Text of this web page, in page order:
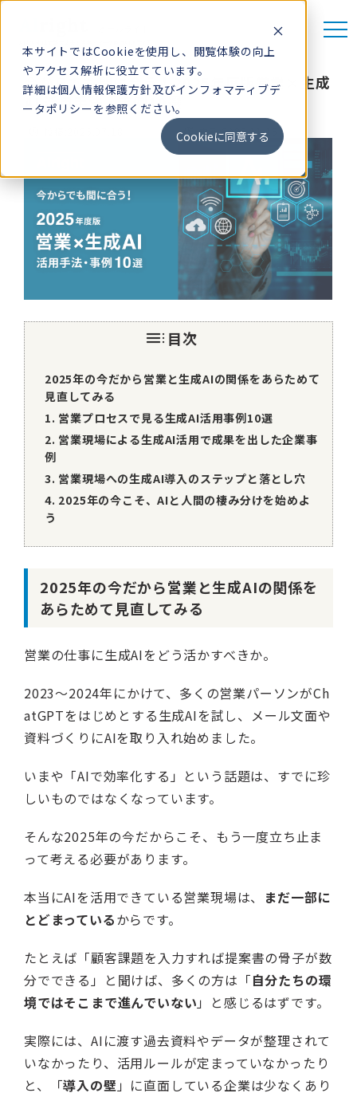
本サイトではCookieを使用し、閲覧体験の向上
やアクセス解析に役立てています。
詳細は個人情報保護方針及びインフォマティブデ
ータポリシーを参照ください。
Cookieに同意する
無料相談
新着記事
AIツール情報
llms.txt ジェネレーター
運営会社
利用規約
インフォマティブデータポリシー
個人情報保護方針
お問い合わせ
今からでも間に合う！2025年度版営業×生成
AI 活用手法・事例10選
update 更新:2025.11.15
目次
2025年の今だから営業と生成AIの関係をあらためて
見直してみる
1. 営業プロセスで見る生成AI活用事例10選
2. 営業現場による生成AI活用で成果を出した企業事
例
3. 営業現場への生成AI導入のステップと落とし穴
4. 2025年の今こそ、AIと人間の棲み分けを始めよ
う
2025年の今だから営業と生成AIの関係を
あらためて見直してみる
営業の仕事に生成AIをどう活かすべきか。
2023〜2024年にかけて、多くの営業パーソンがCh
atGPTをはじめとする生成AIを試し、メール文面や
資料づくりにAIを取り入れ始めました。
いまや「AIで効率化する」という話題は、すでに珍
しいものではなくなっています。
そんな2025年の今だからこそ、もう一度立ち止ま
って考える必要があります。
本当にAIを活用できている営業現場は、 まだ一部に
とどまっているからです。
たとえば「顧客課題を入力すれば提案書の骨子が数
分でできる」と聞けば、多くの方は「自分たちの環
境ではそこまで進んでいない 」と感じるはずです。
実際には、AIに渡す過去資料やデータが整理されて
いなかったり、活用ルールが定まっていなかったり
と、「導入の壁 」に直面している企業は少なくあり